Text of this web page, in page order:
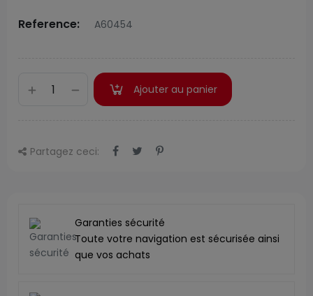
Reference: A60454
Ajouter au panier
Partagez ceci:
Garanties sécurité
Toute votre navigation est sécurisée ainsi
que vos achats